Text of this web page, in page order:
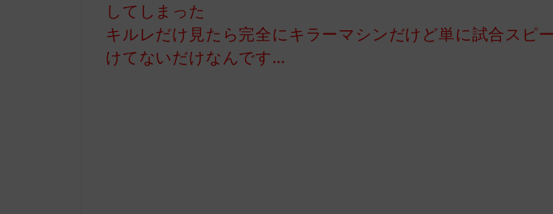
してしまった
キルレだけ見たら完全にキラーマシンだけど単に試合スピ
けてないだけなんです…